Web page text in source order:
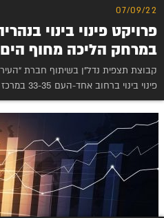
07/09/22
במרחק הליכה מחוף הים
קבוצת תצפית נדל”ן בשיתוף חברת
פינוי בינוי ברחוב אחד-העם 33-35 במרכז נהריה, מרחק של…